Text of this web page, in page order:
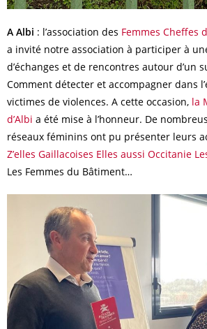
A Albi : l’association des Femmes Cheffes
a invité notre association à participer à
d’échanges et de rencontres autour d’un
Comment détecter et accompagner dans
victimes de violences. A cette occasion, la
d’Albi a été mise à l’honneur. De
réseaux féminins ont pu présenter leurs
Z’elles Gaillacoises Elles aussi Occitanie
Les Femmes du Bâtiment…